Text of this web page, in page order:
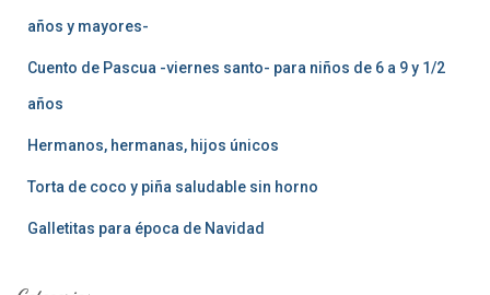
años y mayores-
Cuento de Pascua -viernes santo- para niños de 6 a 9 y 1/2
años
Hermanos, hermanas, hijos únicos
Torta de coco y piña saludable sin horno
Galletitas para época de Navidad